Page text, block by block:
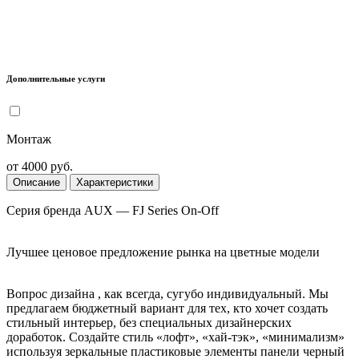
Дополнительные услуги
Монтаж
от 4000 руб.
Описание Характеристики
Серия бренда AUX — FJ Series On-Off
Лучшее ценовое предложение рынка на цветные модели
Вопрос дизайна , как всегда, сугубо индивидуальный. Мы
предлагаем бюджетный вариант для тех, кто хочет создать
стильный интерьер, без специальных дизайнерских
доработок. Создайте стиль «лофт», «хай-тэк», «минимализм»
используя зеркальные пластиковые элементы панели черный